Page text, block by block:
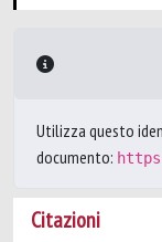
Utilizza questo
documento:
Citazioni